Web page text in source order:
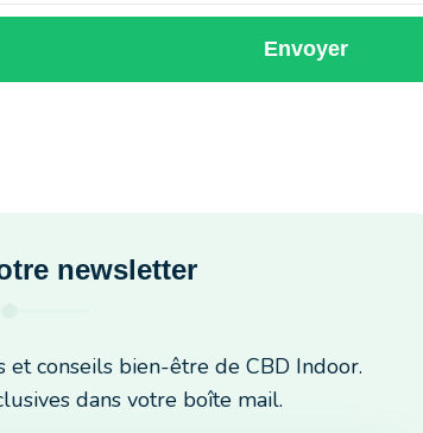
Envoyer
newsletter
et conseils bien-être de CBD Indoor.
dans votre boîte mail.